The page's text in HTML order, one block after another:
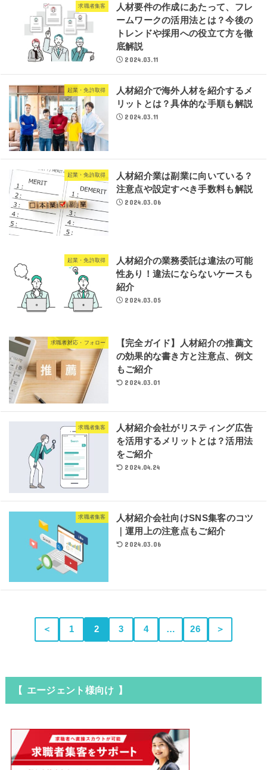
求職者集客
人材要件の作成にあたって、フレ
ームワークの活用法とは？今後の
トレンドや採用への役立て方を徹
底解説
2024.03.11
起業・免許取得
人材紹介で海外人材を紹介するメ
リットとは？具体的な手順も解説
2024.03.11
起業・免許取得
人材紹介業は副業に向いている？
注意点や設定すべき手数料も解説
2024.03.06
起業・免許取得
人材紹介の業務委託は違法の可能
性あり！違法にならないケースも
紹介
2024.03.05
求職者対応・フォロー
【完全ガイド】人材紹介の推薦文
の効果的な書き方と注意点、例文
もご紹介
2024.03.01
求職者集客
人材紹介会社がリスティング広告
を活用するメリットとは？活用法
をご紹介
2024.04.24
求職者集客
人材紹介会社向けSNS集客のコツ
｜運用上の注意点もご紹介
2024.03.06
＜ 1 2 3 4 … 26 ＞
【 エージェント様向け 】